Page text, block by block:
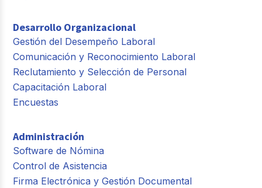
Desarrollo Organizacional
Gestión del Desempeño Laboral
Comunicación y Reconocimiento Laboral
Reclutamiento y Selección de Personal
Capacitación Laboral
Encuestas
Administración
Software de Nómina
Control de Asistencia
Firma Electrónica y Gestión Documental